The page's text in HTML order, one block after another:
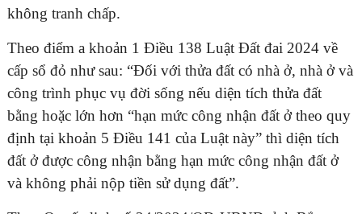
không tranh chấp.
Theo điểm a khoản 1 Điều 138 Luật Đất đai 2024 về
cấp sổ đỏ như sau: “Đối với thửa đất có nhà ở, nhà ở và
công trình phục vụ đời sống nếu diện tích thửa đất
bằng hoặc lớn hơn “hạn mức công nhận đất ở theo quy
định tại khoản 5 Điều 141 của Luật này” thì diện tích
đất ở được công nhận bằng hạn mức công nhận đất ở
và không phải nộp tiền sử dụng đất”.